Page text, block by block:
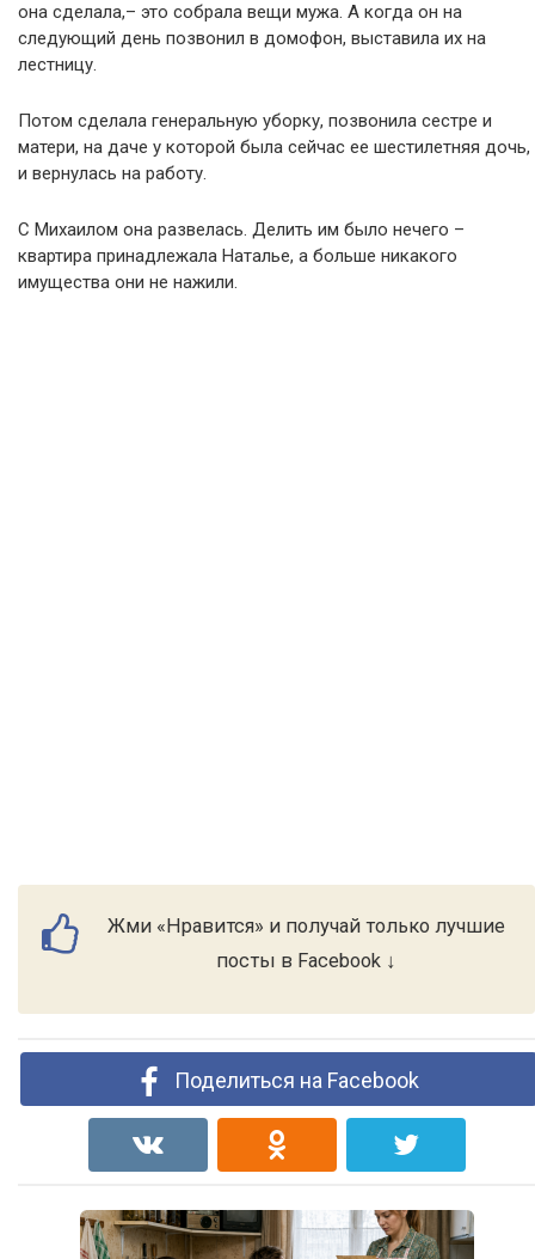
она сделала,– это собрала вещи мужа. А когда он на
следующий день позвонил в домофон, выставила их на
лестницу.
Потом сделала генеральную уборку, позвонила сестре и
матери, на даче у которой была сейчас ее шестилетняя дочь,
и вернулась на работу.
С Михаилом она развелась. Делить им было нечего –
квартира принадлежала Наталье, а больше никакого
имущества они не нажили.
Жми «Нравится» и получай только лучшие
посты в Facebook ↓
Поделиться на Facebook